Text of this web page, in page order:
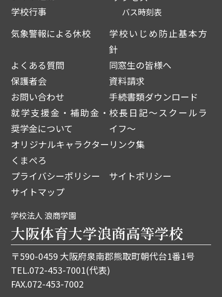
学校行事
バス時刻表
気象警報による休校
学校いじめ防止基本方
針
よくある質問
同窓生の皆様へ
保護者会
資料請求
お問い合わせ
手続書類ダウンロード
就学支援金・補助金・
奨学金について
校長日記～スクールラ
イフ～
オリジナルキャラクター
くまぺろ
リンク集
プライバシーポリシー
サイトポリシー
サイトマップ
学校法人 浪商学園
大阪体育大学浪商高等学校
〒590-0459 大阪府泉南郡熊取町朝代台1番1号
TEL.072-453-7001(代表)
FAX.072-453-7002